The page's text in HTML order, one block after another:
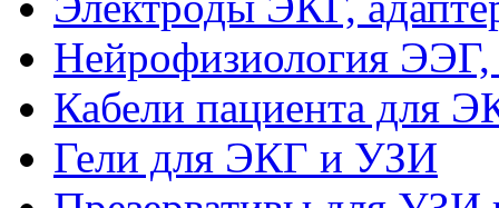
Нейрофизиология
Кабели пациента для
Гели для ЭКГ и УЗИ